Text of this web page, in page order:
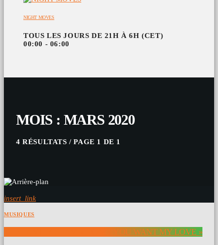
NIGHT MOVES
TOUS LES JOURS DE 21H À 6H (CET)
00:00 - 06:00
MOIS : MARS 2020
4 RÉSULTATS / PAGE 1 DE 1
insert_link
MUSIQUES
THE FAMILY’S JAM « DON’T YOU WANT MY LOVE »